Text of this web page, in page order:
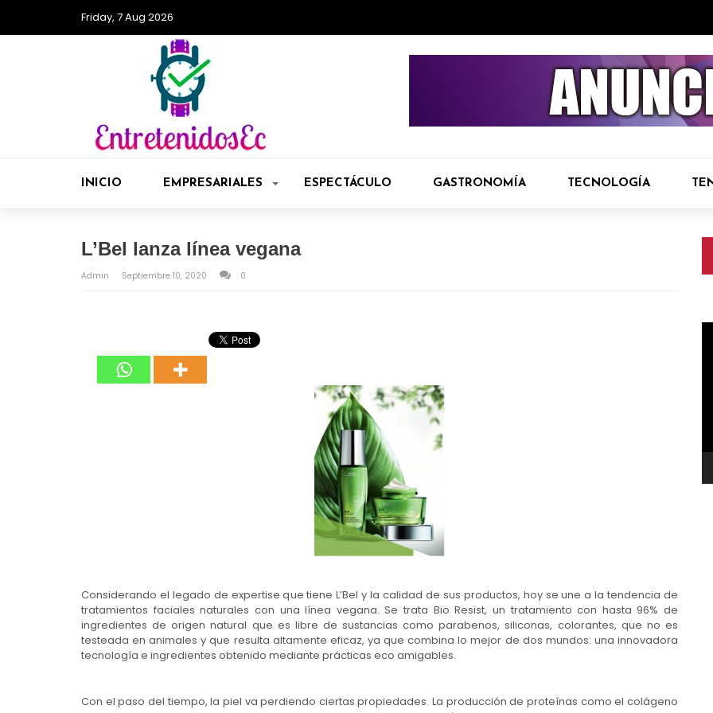
Friday, 7 Aug 2026
INICIO EMPRESARIALES ESPECTÁCULO GASTRONOMÍA TECNOLOGÍA
L’Bel lanza línea vegana
Admin Septiembre 10, 2020 0
Considerando el legado de expertise que tiene L’Bel y la calidad de sus productos, hoy se une a la tendencia de
tratamientos faciales naturales con una línea vegana. Se trata Bio Resist, un tratamiento con hasta 96% de
ingredientes de origen natural que es libre de sustancias como parabenos, siliconas, colorantes, que no es
testeada en animales y que resulta altamente eficaz, ya que combina lo mejor de dos mundos: una innovadora
tecnología e ingredientes obtenido mediante prácticas eco amigables.
Con el paso del tiempo, la piel va perdiendo ciertas propiedades. La producción de proteínas como el colágeno